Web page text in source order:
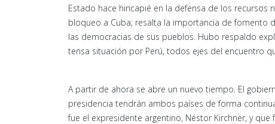
Estado hace hincapié en la defensa de los recursos
bloqueo a Cuba; resalta la importancia de fomento
las democracias de sus pueblos. Hubo respaldo
tensa situación por Perú, todos ejes del encuentro
A partir de ahora se abre un nuevo tiempo. El
presidencia tendrán ambos países de forma
fue el expresidente argentino, Néstor Kirchner, y